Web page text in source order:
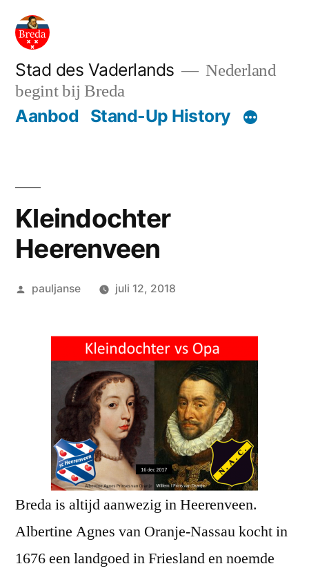
naar
inhoud
Stad des Vaderlands
Nederland
begint bij Breda
Aanbod Stand-Up History
Kleindochter
Heerenveen
Geplaatst
pauljanse juli 12, 2018
Breda is altijd aanwezig in Heerenveen.
Albertine Agnes van Oranje-Nassau kocht in
1676 een landgoed in Friesland en noemde